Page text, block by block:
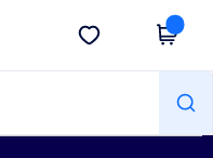
Descargar app